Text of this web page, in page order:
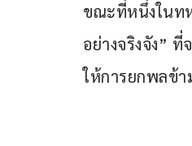
ขณะที่หนึ่งในท
อย่างจริงจัง”
ให้การยกพลข้า